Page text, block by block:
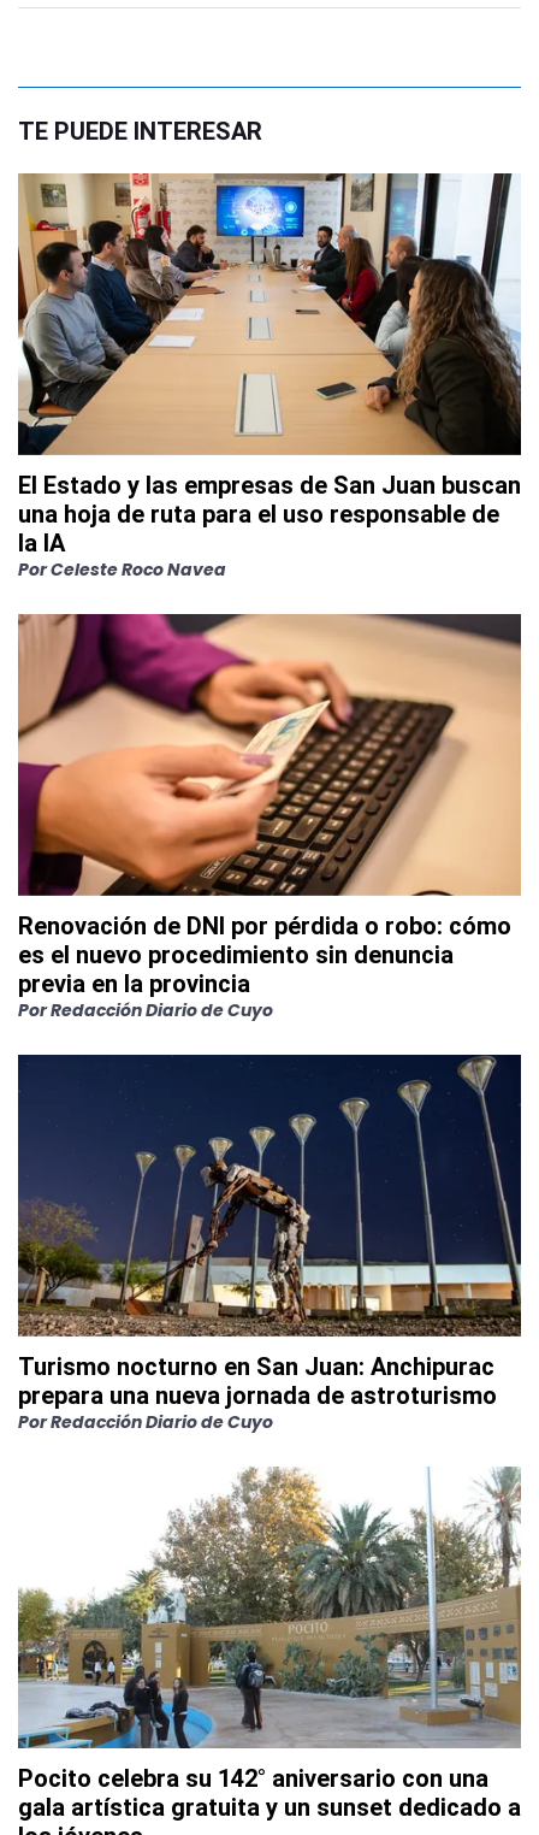
TE PUEDE INTERESAR
El Estado y las empresas de San Juan buscan
una hoja de ruta para el uso responsable de
la IA
PorCeleste Roco Navea
Renovación de DNI por pérdida o robo: cómo
es el nuevo procedimiento sin denuncia
previa en la provincia
PorRedacción Diario de Cuyo
Turismo nocturno en San Juan: Anchipurac
prepara una nueva jornada de astroturismo
PorRedacción Diario de Cuyo
Pocito celebra su 142° aniversario con una
gala artística gratuita y un sunset dedicado a